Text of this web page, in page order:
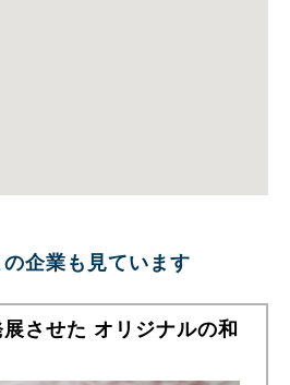
企業も見ています
させた オリジナルの和